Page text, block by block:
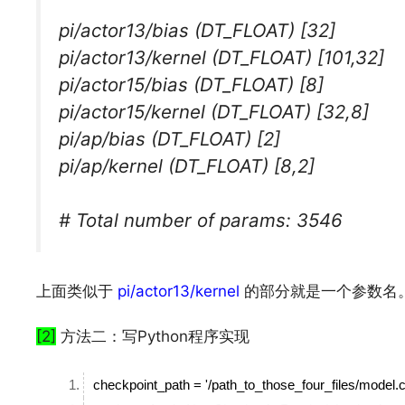
pi/actor13/bias (DT_FLOAT) [32]
pi/actor13/kernel (DT_FLOAT) [101,32]
pi/actor15/bias (DT_FLOAT) [8]
pi/actor15/kernel (DT_FLOAT) [32,8]
pi/ap/bias (DT_FLOAT) [2]
pi/ap/kernel (DT_FLOAT) [8,2]
# Total number of params: 3546
上面类似于 pi/actor13/kernel 的部分就是一个参数名。
[2] 方法二：写Python程序实现
checkpoint_path = '/path_to_those_four_files/